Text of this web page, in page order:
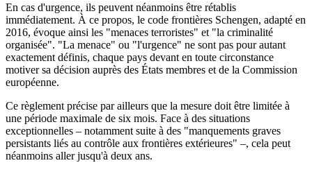
En cas d'urgence, ils peuvent néanmoins être rétablis
immédiatement. À ce propos, le code frontières Schengen, adapté en
2016, évoque ainsi les "menaces terroristes" et "la criminalité
organisée". "La menace" ou "l'urgence" ne sont pas pour autant
exactement définis, chaque pays devant en toute circonstance
motiver sa décision auprès des États membres et de la Commission
européenne.
Ce règlement précise par ailleurs que la mesure doit être limitée à
une période maximale de six mois. Face à des situations
exceptionnelles – notamment suite à des "manquements graves
persistants liés au contrôle aux frontières extérieures" –, cela peut
néanmoins aller jusqu'à deux ans.